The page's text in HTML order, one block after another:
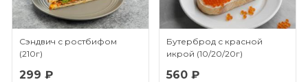
Сэндвич с ростбифом
(210г)
299 ₽
Бутерброд с красной
икрой (10/20/20г)
560 ₽